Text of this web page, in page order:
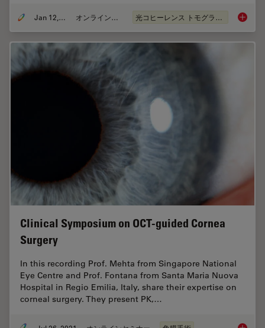
Jan 12, 2022 オンラインセミナー 光コヒーレンス トモグラフィ（OCT） Clinical
Clinical Symposium on OCT-guided Cornea
Surgery
In this recording Prof. Mehta from Singapore National
Eye Centre and Prof. Fontana from Santa Maria Nuova
Hospital in Regio Emilia, Italy, share their expertise on
corneal surgery. They present PK,…